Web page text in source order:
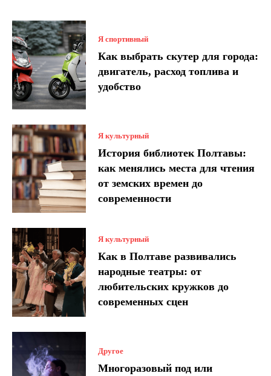
Я спортивный
Как выбрать скутер для города:
двигатель, расход топлива и
удобство
Я культурный
История библиотек Полтавы:
как менялись места для чтения
от земских времен до
современности
Я культурный
Как в Полтаве развивались
народные театры: от
любительских кружков до
современных сцен
Другое
Многоразовый под или